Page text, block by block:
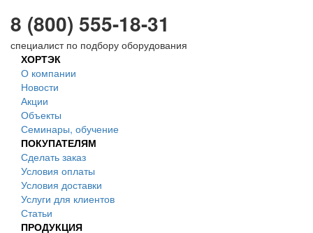
8 (800) 555-18-31
специалист по подбору оборудования
ХОРТЭК
О компании
Новости
Акции
Объекты
Семинары, обучение
ПОКУПАТЕЛЯМ
Сделать заказ
Условия оплаты
Условия доставки
Услуги для клиентов
Статьи
ПРОДУКЦИЯ